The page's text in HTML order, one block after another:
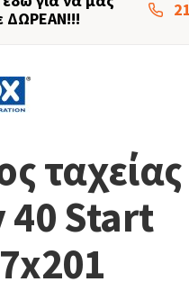
ΔΩΡΕΑΝ!!!
Start